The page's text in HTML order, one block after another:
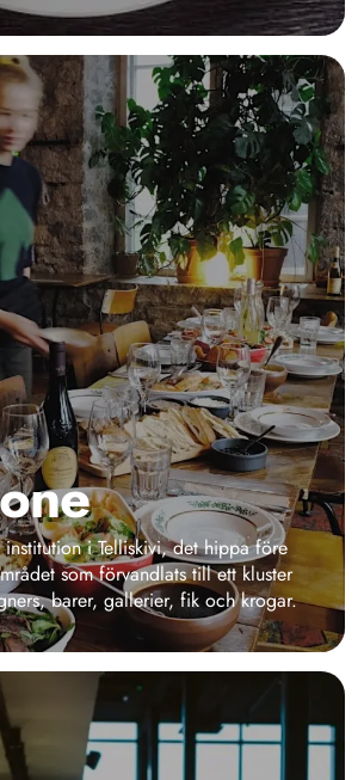
institution i Telliskivi, det hippa före
som förvandlats till ett kluster
barer, gallerier, fik och krogar.